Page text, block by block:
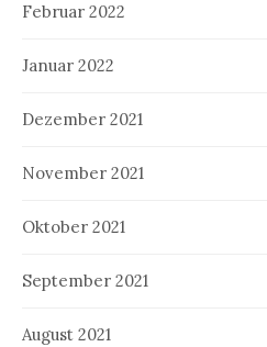
Februar 2022
Januar 2022
Dezember 2021
November 2021
Oktober 2021
September 2021
August 2021